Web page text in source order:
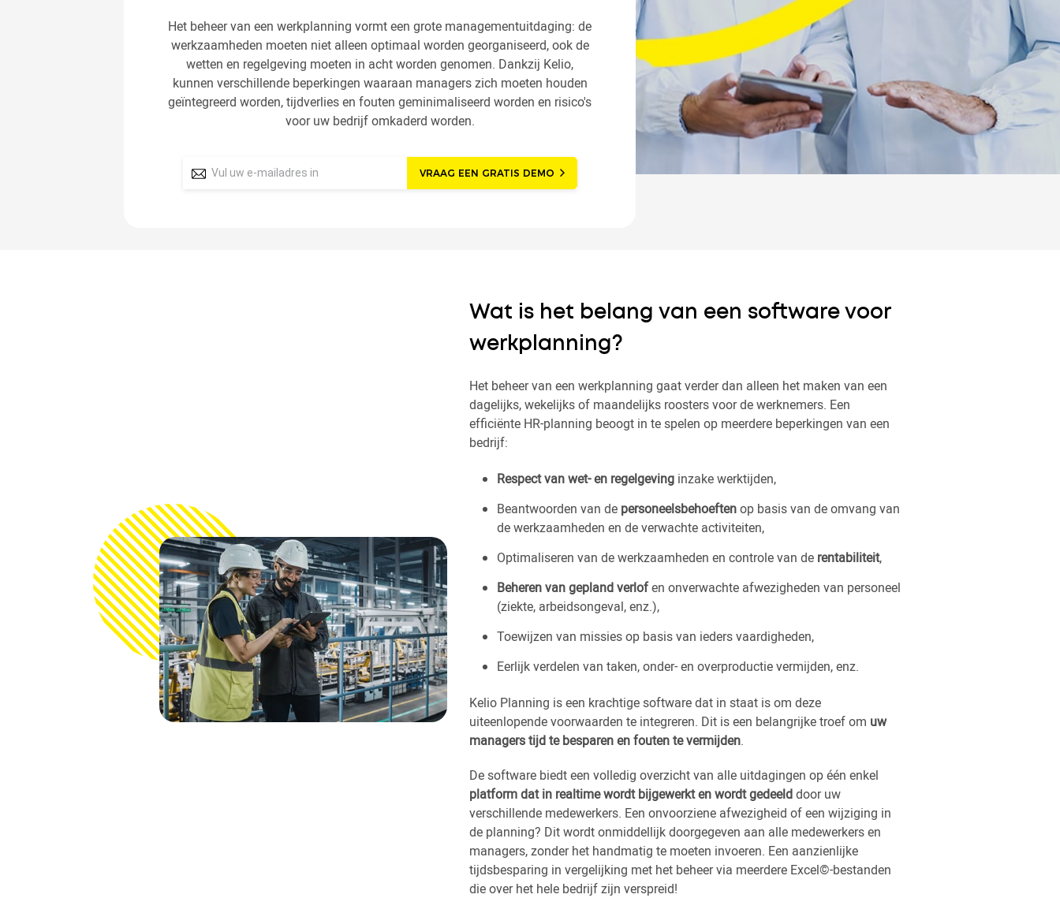
Het beheer van een werkplanning vormt een grote managementuitdaging: de
werkzaamheden moeten niet alleen optimaal worden georganiseerd, ook de
wetten en regelgeving moeten in acht worden genomen. Dankzij Kelio,
kunnen verschillende beperkingen waaraan managers zich moeten houden
geïntegreerd worden, tijdverlies en fouten geminimaliseerd worden en risico's
voor uw bedrijf omkaderd worden.
VRAAG EEN GRATIS DEMO
Wat is het belang van een software voor
werkplanning?
Het beheer van een werkplanning gaat verder dan alleen het maken van een
dagelijks, wekelijks of maandelijks roosters voor de werknemers. Een
efficiënte HR-planning beoogt in te spelen op meerdere beperkingen van een
bedrijf:
Respect van wet- en regelgevinginzake werktijden,
Beantwoorden van de personeelsbehoeftenop basis van de omvang van
de werkzaamheden en de verwachte activiteiten,
Optimaliseren van de werkzaamheden en controle van de rentabiliteit,
Beheren van gepland verlofen onverwachte afwezigheden van personeel
(ziekte, arbeidsongeval, enz.),
Toewijzen van missies op basis van ieders vaardigheden,
Eerlijk verdelen van taken, onder- en overproductie vermijden, enz.
Kelio Planning is een krachtige software dat in staat is om deze
uiteenlopende voorwaarden te integreren. Dit is een belangrijke troef om uw
managers tijd te besparen en fouten te vermijden.
De software biedt een volledig overzicht van alle uitdagingen op één enkel
platform dat in realtime wordt bijgewerkt en wordt gedeelddoor uw
verschillende medewerkers. Een onvoorziene afwezigheid of een wijziging in
de planning? Dit wordt onmiddellijk doorgegeven aan alle medewerkers en
managers, zonder het handmatig te moeten invoeren. Een aanzienlijke
tijdsbesparing in vergelijking met het beheer via meerdere Excel©-bestanden
die over het hele bedrijf zijn verspreid!